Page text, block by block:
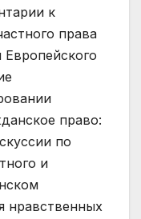
к
права
право:
по
и
нравственных